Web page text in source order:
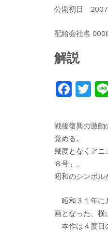
公開初日
配給会社名
解説
F
e
b
o
o
k
T
itt
er
戦後復興の激動
覚める。
幾度となくアニ
８号」。
昭和のシンボル
昭和３１年に
画となった、横
本作は４度目